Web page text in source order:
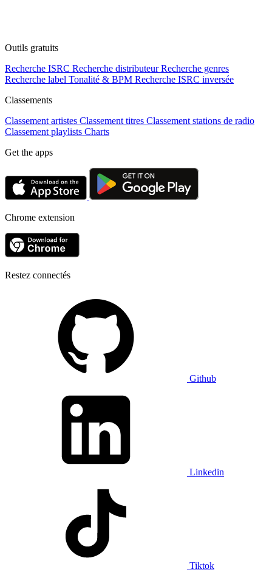
Outils gratuits
Recherche ISRC Recherche distributeur Recherche genres
Recherche label Tonalité & BPM Recherche ISRC inversée
Classements
Classement artistes Classement titres Classement stations de radio
Classement playlists Charts
Get the apps
Chrome extension
Restez connectés
Github
Linkedin
Tiktok